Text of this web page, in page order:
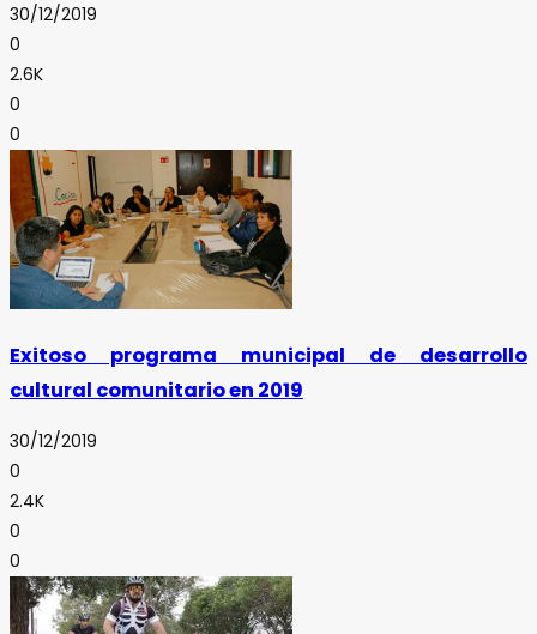
30/12/2019
0
2.6K
0
0
Exitoso programa municipal de desarrollo
cultural comunitario en 2019
30/12/2019
0
2.4K
0
0